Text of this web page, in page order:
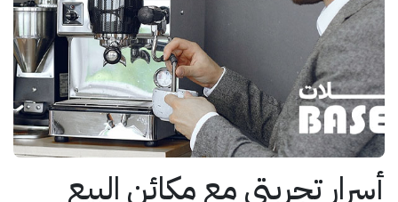
أسرار تجربتي مع مكائن البيع